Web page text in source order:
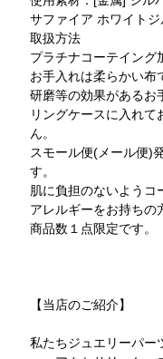
サファイア ホワイトジ
取扱方法
プラチナコーテイング
お手入れは柔らかい布
研磨等の効果があるお
リングケースに入れ
ん。
スモール便(メール便)
す。
肌に負担のないようコ
アレルギーをお持ちの
商品数１点限定です。
【当店のご紹介】
私たちジュエリーパー